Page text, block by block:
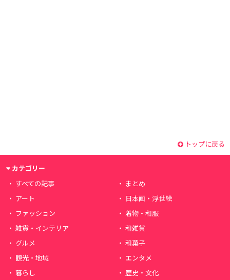
トップに戻る
カテゴリー
すべての記事
まとめ
アート
日本画・浮世絵
ファッション
着物・和服
雑貨・インテリア
和雑貨
グルメ
和菓子
観光・地域
エンタメ
暮らし
歴史・文化